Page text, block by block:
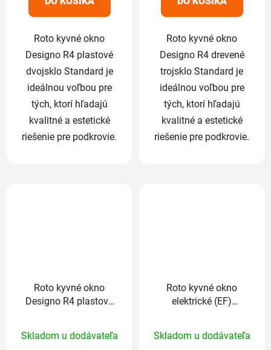
hviezdičiek.
Roto kyvné okno
Designo R4 plastové
dvojsklo Standard je
ideálnou voľbou pre
tých, ktorí hľadajú
kvalitné a estetické
riešenie pre podkrovie.
hviezdičiek.
Roto kyvné okno
Designo R4 drevené
trojsklo Standard je
ideálnou voľbou pre
tých, ktorí hľadajú
kvalitné a estetické
riešenie pre podkrovie.
Roto kyvné okno
Designo R4 plastové
hodnotenie
Skladom u dodávateľa
Roto kyvné okno
elektrické (EF)
94/118 cmhodnotenie
Skladom u dodávateľa